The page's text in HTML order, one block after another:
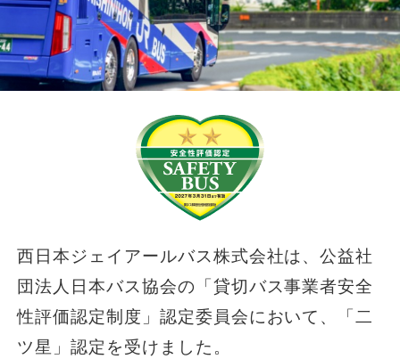
西日本ジェイアールバス株式会社は、公益社
団法人日本バス協会の「貸切バス事業者安全
性評価認定制度」認定委員会において、「二
ツ星」認定を受けました。